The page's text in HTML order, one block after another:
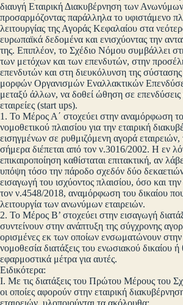
διαυγή Εταιρική Διακυβέρνηση των
προσαρμόζοντας παράλληλα το υφιστάμενο
λειτουργίας της Αγοράς Κεφαλαίου στα
ευρωπαϊκά δεδομένα και ενισχύοντας την
της. Επιπλέον, το Σχέδιο Νόμου συμβάλλει
των μετόχων και των επενδυτών, στην
επενδυτών και στη διευκόλυνση της
μορφών Οργανισμών Εναλλακτικών
μεταξύ άλλων, να δοθεί ώθηση σε επενδύσεις
εταιρείες (start ups).
1. Το Μέρος Α΄ στοχεύει στην αναμόρφωση
νομοθετικού πλαισίου για την εταιρική
εισηγμένων σε ρυθμιζόμενη αγορά εταιρειών,
σήμερα διέπεται από τον ν.3016/2002. Η εν
επικαιροποίηση καθίσταται επιτακτική, αν
υπόψη τόσο την πάροδο σχεδόν δύο
εισαγωγή του ισχύοντος πλαισίου, όσο και
τον ν.4548/2018, αναμόρφωση του δικαίου που
λειτουργία των ανωνύμων εταιρειών.
2. Το Μέρος Β’ στοχεύει στην εισαγωγή
συντείνουν στην ανάπτυξη της σύγχρονης
ορισμένες εκ των οποίων ενσωματώνουν στην
νομοθεσία διατάξεις του ενωσιακού δικαίου ή
εφαρμοστικά μέτρα για αυτές.
Ειδικότερα:
Ι. Με τις διατάξεις του Πρώτου Μέρους του
οι οποίες αφορούν στην εταιρική
εταιρειών, υλοποιούνται τα ακόλουθα: